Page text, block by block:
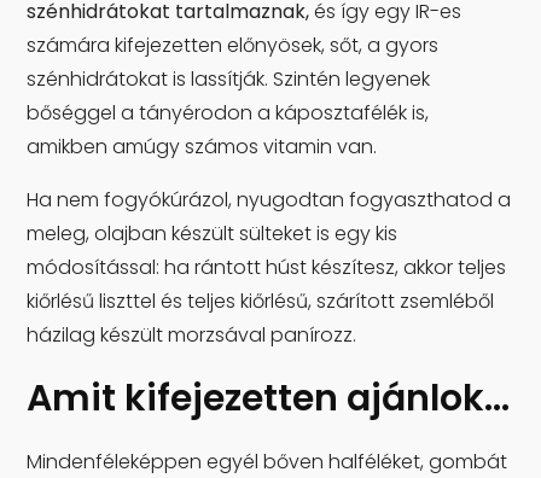
szénhidrátokat tartalmaznak,és így egy IR-es
számára kifejezetten előnyösek, sőt, a gyors
szénhidrátokat is lassítják. Szintén legyenek
bőséggel a tányérodon a káposztafélék is,
amikben amúgy számos vitamin van.
Ha nem fogyókúrázol, nyugodtan fogyaszthatod a
meleg, olajban készült sülteket is egy kis
módosítással: ha rántott húst készítesz, akkor teljes
kiőrlésű liszttel és teljes kiőrlésű, szárított zsemléből
házilag készült morzsával panírozz.
Amit kifejezetten ajánlok…
Mindenféleképpen egyél bőven halféléket, gombát